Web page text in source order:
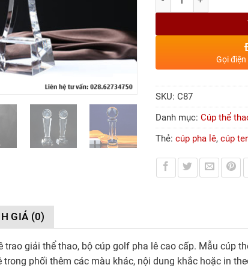
Gọi
SKU: C87
Danh mục: Cúp thể
Thẻ: cúp pha lê, cúp
GIÁ (0)
trao giải thể thao, bộ cúp golf pha lê cao cấp. Mẫu cúp
phối thêm các màu khác, nội dung khắc hoặc in